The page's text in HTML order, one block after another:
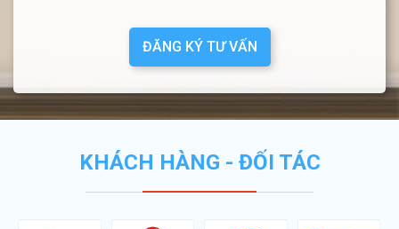
ĐĂNG KÝ TƯ VẤN
KHÁCH HÀNG - ĐỐI TÁC